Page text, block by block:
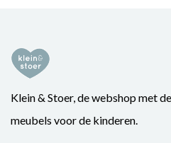
Klein & Stoer, de webshop met
meubels voor de kinderen.